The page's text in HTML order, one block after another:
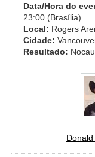
Data/Hora do
23:00 (Brasília)
Local: Rogers
Cidade:
Resultado: